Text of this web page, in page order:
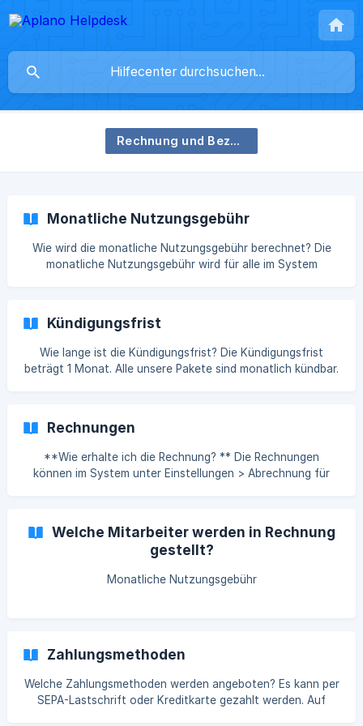
Rechnung und Bezahlung
Monatliche Nutzungsgebühr
Wie wird die monatliche Nutzungsgebühr berechnet? Die
monatliche Nutzungsgebühr wird für alle im System
Mitarbeiter, Manager oder Administrator) haben dabei
keinen Einfluss auf die Abrechnung. Der Preis pro Nutzer
hängt von dem gewählten Paket ab. Was passiert, wenn
Mitarbeiter im Laufe des Monats hinzugefügt oder entfernt
Kündigungsfrist
Wie lange ist die Kündigungsfrist? Die Kündigungsfrist
beträgt 1 Monat. Alle unsere Pakete sind monatlich kündbar.
Rechnungen
**Wie erhalte ich die Rechnung? ** Die Rechnungen
können im System unter Einstellungen > Abrechnung für
Welche Mitarbeiter werden in Rechnung
gestellt?
Monatliche Nutzungsgebühr
Zahlungsmethoden
Welche Zahlungsmethoden werden angeboten? Es kann per
SEPA-Lastschrift oder Kreditkarte gezahlt werden. Auf